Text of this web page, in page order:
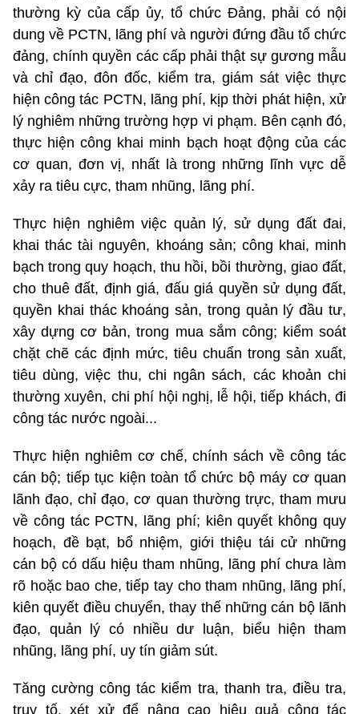
thường kỳ của cấp ủy, tổ chức Đảng, phải có nội
dung về PCTN, lãng phí và người đứng đầu tổ chức
đảng, chính quyền các cấp phải thật sự gương mẫu
và chỉ đạo, đôn đốc, kiểm tra, giám sát việc thực
hiện công tác PCTN, lãng phí, kịp thời phát hiện, xử
lý nghiêm những trường hợp vi phạm. Bên cạnh đó,
thực hiện công khai minh bạch hoạt động của các
cơ quan, đơn vị, nhất là trong những lĩnh vực dễ
xảy ra tiêu cực, tham nhũng, lãng phí.
Thực hiện nghiêm việc quản lý, sử dụng đất đai,
khai thác tài nguyên, khoáng sản; công khai, minh
bạch trong quy hoạch, thu hồi, bồi thường, giao đất,
cho thuê đất, định giá, đấu giá quyền sử dụng đất,
quyền khai thác khoáng sản, trong quản lý đầu tư,
xây dựng cơ bản, trong mua sắm công; kiểm soát
chặt chẽ các định mức, tiêu chuẩn trong sản xuất,
tiêu dùng, việc thu, chi ngân sách, các khoản chi
thường xuyên, chi phí hội nghị, lễ hội, tiếp khách, đi
công tác nước ngoài...
Thực hiện nghiêm cơ chế, chính sách về công tác
cán bộ; tiếp tục kiện toàn tổ chức bộ máy cơ quan
lãnh đạo, chỉ đạo, cơ quan thường trực, tham mưu
về công tác PCTN, lãng phí; kiên quyết không quy
hoạch, đề bạt, bổ nhiệm, giới thiệu tái cử những
cán bộ có dấu hiệu tham nhũng, lãng phí chưa làm
rõ hoặc bao che, tiếp tay cho tham nhũng, lãng phí,
kiên quyết điều chuyển, thay thế những cán bộ lãnh
đạo, quản lý có nhiều dư luận, biểu hiện tham
nhũng, lãng phí, uy tín giảm sút.
Tăng cường công tác kiểm tra, thanh tra, điều tra,
truy tố, xét xử để nâng cao hiệu quả công tác